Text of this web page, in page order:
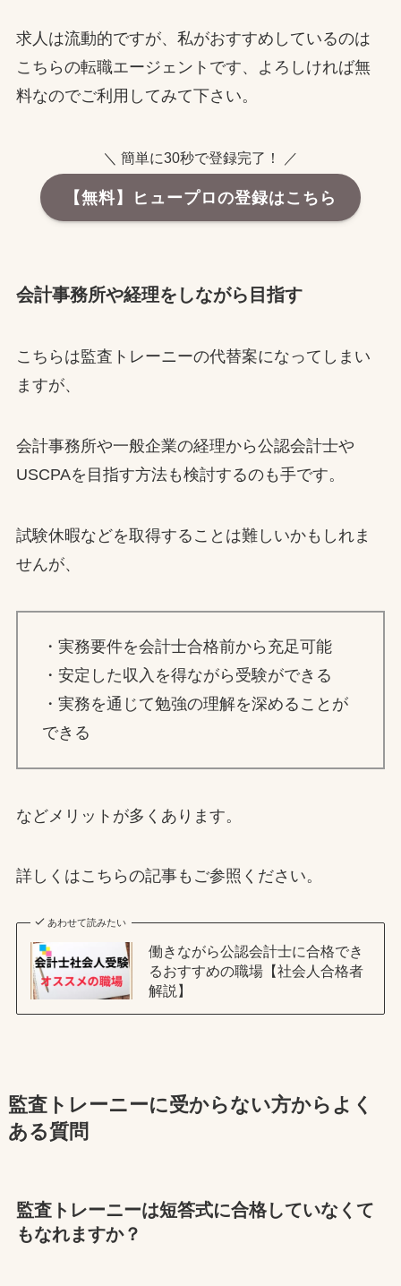
求人は流動的ですが、私がおすすめしているのは
こちらの転職エージェントです、よろしければ無
料なのでご利用してみて下さい。
＼ 簡単に30秒で登録完了！ ／
【無料】ヒュープロの登録はこちら
会計事務所や経理をしながら目指す
こちらは監査トレーニーの代替案になってしまい
ますが、
会計事務所や一般企業の経理から公認会計士や
USCPAを目指す方法も検討するのも手です。
試験休暇などを取得することは難しいかもしれま
せんが、
・実務要件を会計士合格前から充足可能
・安定した収入を得ながら受験ができる
・実務を通じて勉強の理解を深めることが
できる
などメリットが多くあります。
詳しくはこちらの記事もご参照ください。
あわせて読みたい
働きながら公認会計士に合格でき
るおすすめの職場【社会人合格者
解説】
監査トレーニーに受からない方からよく
ある質問
監査トレーニーは短答式に合格していなくて
もなれますか？